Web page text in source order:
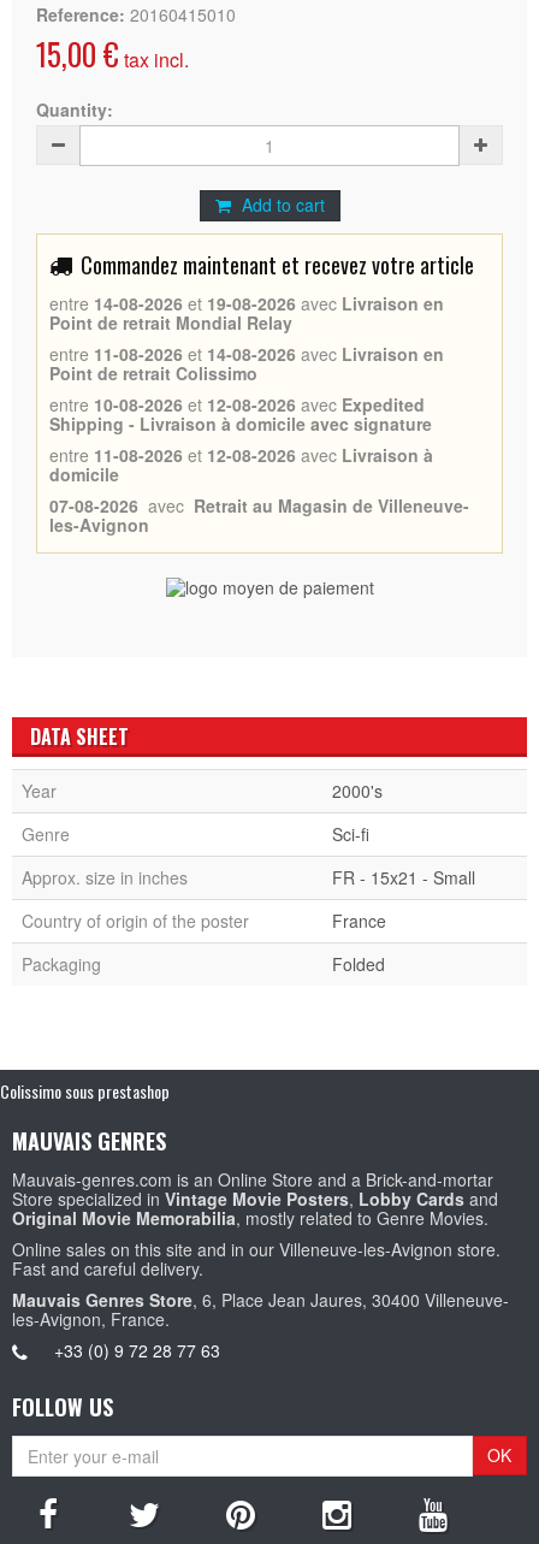
Reference: 20160415010
15,00 € tax incl.
Quantity:
Add to cart
Commandez maintenant et recevez votre article
entre 14-08-2026 et 19-08-2026 avec Livraison en
Point de retrait Mondial Relay
entre 11-08-2026 et 14-08-2026 avec Livraison en
Point de retrait Colissimo
entre 10-08-2026 et 12-08-2026 avec Expedited
Shipping - Livraison à domicile avec signature
entre 11-08-2026 et 12-08-2026 avec Livraison à
domicile
07-08-2026 avec Retrait au Magasin de Villeneuve-
les-Avignon
DATA SHEET
Year
2000's
Genre
Sci-fi
Approx. size in inches
FR - 15x21 - Small
Country of origin of the poster
France
Packaging
Folded
Colissimo sous prestashop
MAUVAIS GENRES
Mauvais-genres.com is an Online Store and a Brick-and-mortar
Store specialized in Vintage Movie Posters, Lobby Cards and
Original Movie Memorabilia, mostly related to Genre Movies.
Online sales on this site and in our Villeneuve-les-Avignon store.
Fast and careful delivery.
Mauvais Genres Store, 6, Place Jean Jaures, 30400 Villeneuve-
les-Avignon, France.
+33 (0) 9 72 28 77 63
FOLLOW US
OK